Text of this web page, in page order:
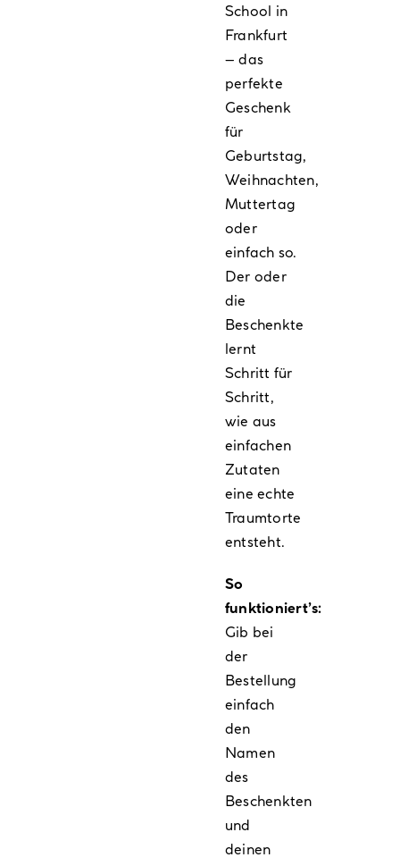
School in
Frankfurt
– das
perfekte
Geschenk
für
Geburtstag,
Weihnachten,
Muttertag
oder
einfach so.
Der oder
die
Beschenkte
lernt
Schritt für
Schritt,
wie aus
einfachen
Zutaten
eine echte
Traumtorte
entsteht.
So
funktioniert’s:
Gib bei
der
Bestellung
einfach
den
Namen
des
Beschenkten
und
deinen